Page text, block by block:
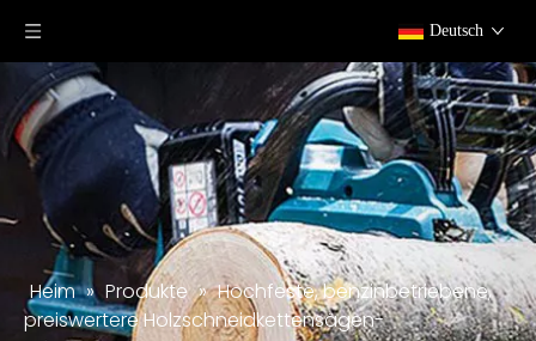
Deutsch
Heim » Produkte » Hochfeste, benzinbetriebene,
preiswertere Holzschneidkettensägen-